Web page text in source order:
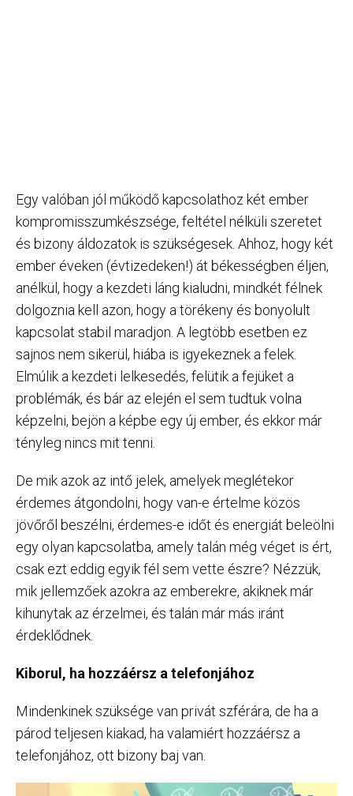
Egy valóban jól működő kapcsolathoz két ember
kompromisszumkészsége, feltétel nélküli szeretet
és bizony áldozatok is szükségesek. Ahhoz, hogy két
ember éveken (évtizedeken!) át békességben éljen,
anélkül, hogy a kezdeti láng kialudni, mindkét félnek
dolgoznia kell azon, hogy a törékeny és bonyolult
kapcsolat stabil maradjon. A legtöbb esetben ez
sajnos nem sikerül, hiába is igyekeznek a felek.
Elmúlik a kezdeti lelkesedés, felütik a fejüket a
problémák, és bár az elején el sem tudtuk volna
képzelni, bejön a képbe egy új ember, és ekkor már
tényleg nincs mit tenni.
De mik azok az intő jelek, amelyek meglétekor
érdemes átgondolni, hogy van-e értelme közös
jövőről beszélni, érdemes-e időt és energiát beleölni
egy olyan kapcsolatba, amely talán még véget is ért,
csak ezt eddig egyik fél sem vette észre? Nézzük,
mik jellemzőek azokra az emberekre, akiknek már
kihunytak az érzelmei, és talán már más iránt
érdeklődnek.
Kiborul, ha hozzáérsz a telefonjához
Mindenkinek szüksége van privát szférára, de ha a
párod teljesen kiakad, ha valamiért hozzáérsz a
telefonjához, ott bizony baj van.